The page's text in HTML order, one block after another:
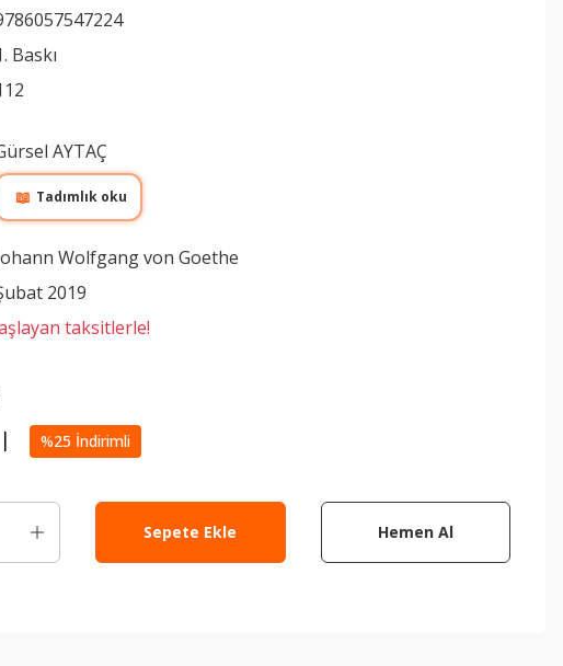
Baskı
AYTAÇ
📖 Tadımlık oku
Wolfgang von Goethe
2019
taksitlerle!
| %25 İndirimli
Sepete Ekle Hemen Al